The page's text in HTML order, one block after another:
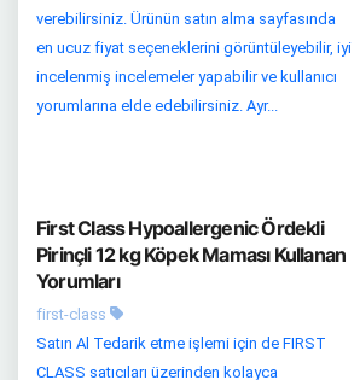
verebilirsiniz. Ürünün satın alma sayfasında
en ucuz fiyat seçeneklerini görüntüleyebilir, iyi
incelenmiş incelemeler yapabilir ve kullanıcı
yorumlarına elde edebilirsiniz. Ayr...
First Class Hypoallergenic Ördekli
Pirinçli 12 kg Köpek Maması Kullanan
Yorumları
first-class
Satın Al Tedarik etme işlemi için de FIRST
CLASS satıcıları üzerinden kolayca